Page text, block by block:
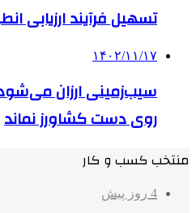
تسهیل فرآیند ارزیابی
۱۴۰۲/۱۱/۱۷
سیب‌زمینی ارزان
روی دست کشاورز نماند
منتخب کسب و کار
4 روز پیش